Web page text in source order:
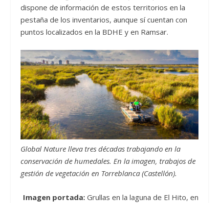
dispone de información de estos territorios en la
pestaña de los inventarios, aunque sí cuentan con
puntos localizados en la BDHE y en Ramsar.
Global Nature lleva tres décadas trabajando en la
conservación de humedales. En la imagen, trabajos de
gestión de vegetación en Torreblanca (Castellón).
Imagen portada:Grullas en la laguna de El Hito, en